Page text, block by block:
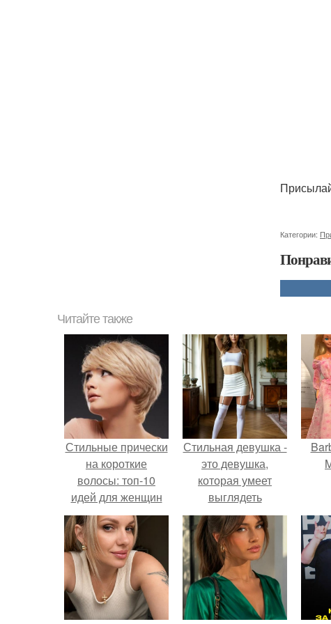
Категории:
Читайте также
Стильные прически
на короткие
волосы: топ-10
идей для женщин
Стильная девушка -
это девушка,
которая умеет
выглядеть
привлекательно и
элегантно в любои
ситуации.